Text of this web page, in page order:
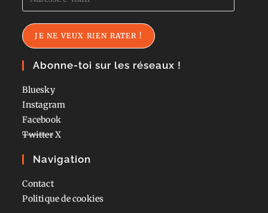
e-
mail
JE NE VEUX RIEN RATER !
Abonne-toi sur les réseaux !
Bluesky
Instagram
Facebook
TwitterX
Navigation
Contact
Politique de cookies